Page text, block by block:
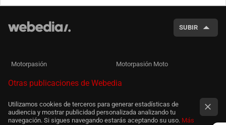
SUBIR
Motorpasión Motorpasión Moto
Otras publicaciones de Webedia
Utilizamos cookies de terceros para generar estadísticas de
audiencia y mostrar publicidad personalizada analizando tu
navegación. Si sigues navegando estarás aceptando su uso. Más